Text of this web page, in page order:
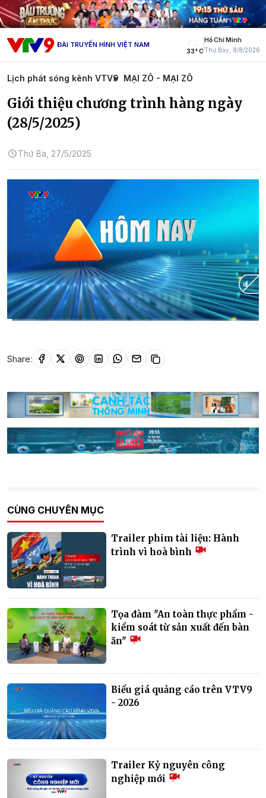
ĐÀI TRUYỀN HÌNH VIỆT NAM
33° C
Hồ Chí Minh
Thứ Bảy, 8/8/2026
Lịch phát sóng kênh VTV9 MẠI ZÔ - MẠI ZÔ
Giới thiệu chương trình hàng ngày
(28/5/2025)
Thứ Ba, 27/5/2025
Share:
CÙNG CHUYÊN MỤC
Trailer phim tài liệu: Hành
trình vì hoà bình
Tọa đàm "An toàn thực phẩm -
kiểm soát từ sản xuất đến bàn
ăn"
Biểu giá quảng cáo trên VTV9
- 2026
Trailer Kỷ nguyên công
nghiệp mới